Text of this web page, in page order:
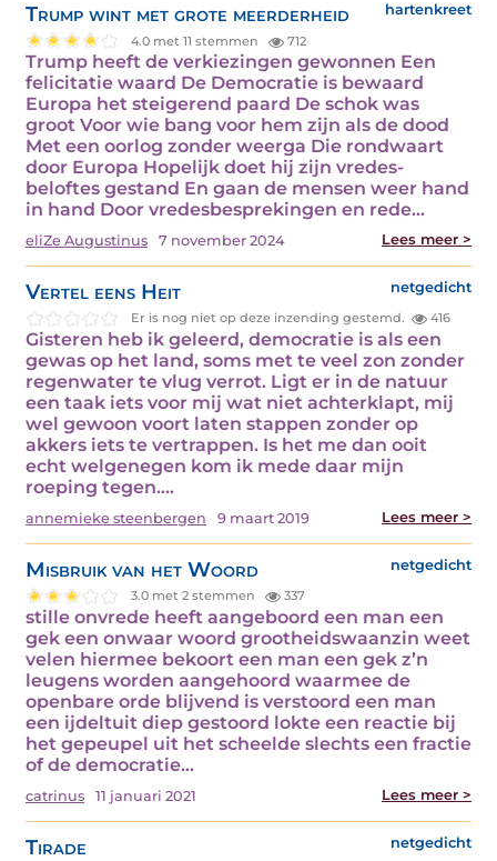
Trump wint met grote meerderheid hartenkreet
4.0 met 11 stemmen 712
Trump heeft de verkiezingen gewonnen Een
felicitatie waard De Democratie is bewaard
Europa het steigerend paard De schok was
groot Voor wie bang voor hem zijn als de dood
Met een oorlog zonder weerga Die rondwaart
door Europa Hopelijk doet hij zijn vredes-
beloftes gestand En gaan de mensen weer hand
in hand Door vredesbesprekingen en rede…
eliZe Augustinus 7 november 2024 Lees meer >
Vertel eens Heit netgedicht
Er is nog niet op deze inzending gestemd. 416
Gisteren heb ik geleerd, democratie is als een
gewas op het land, soms met te veel zon zonder
regenwater te vlug verrot. Ligt er in de natuur
een taak iets voor mij wat niet achterklapt, mij
wel gewoon voort laten stappen zonder op
akkers iets te vertrappen. Is het me dan ooit
echt welgenegen kom ik mede daar mijn
roeping tegen.…
annemieke steenbergen 9 maart 2019 Lees meer >
Misbruik van het Woord netgedicht
3.0 met 2 stemmen 337
stille onvrede heeft aangeboord een man een
gek een onwaar woord grootheidswaanzin weet
velen hiermee bekoort een man een gek z’n
leugens worden aangehoord waarmee de
openbare orde blijvend is verstoord een man
een ijdeltuit diep gestoord lokte een reactie bij
het gepeupel uit het scheelde slechts een fractie
of de democratie…
catrinus 11 januari 2021 Lees meer >
Tirade netgedicht